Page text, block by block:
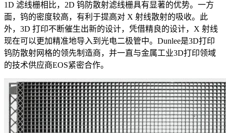
1D 滤线栅相比，2D 钨防散射滤线栅具有显著的优势。一方
面，钨的密度较高，有利于提高对 X 射线散射的吸收。此
外，3D 打印不断催生出新的设计，凭借精良的设计，X 射线
现在可以更加精准地导入到光电二极管中。Dunlee是3D打印
钨防散射网格的领先制造商，并一直与金属工业3D打印领域
的技术供应商EOS紧密合作。